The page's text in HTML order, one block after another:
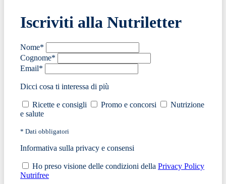
Iscriviti alla Nutriletter
Nome*
Cognome*
Email*
Dicci cosa ti interessa di più
Ricette e consigli Promo e concorsi
Nutrizione
e salute
* Dati obbligatori
Informativa sulla privacy e consensi
Ho preso visione delle condizioni della Privacy Policy
Nutrifree